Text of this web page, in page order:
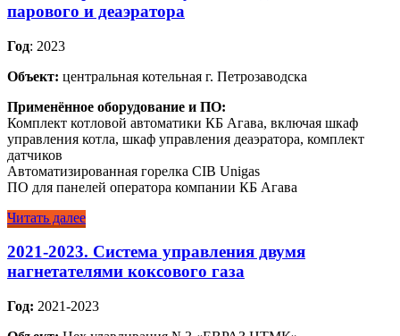
парового и деаэратора
Год: 2023
Объект: центральная котельная г. Петрозаводска
Применённое оборудование и ПО:
Комплект котловой автоматики КБ Агава, включая шкаф
управления котла, шкаф управления деаэратора, комплект
датчиков
Автоматизированная горелка CIB Unigas
ПО для панелей оператора компании КБ Агава
Читать далее
2021-2023. Система управления двумя
нагнетателями коксового газа
Год: 2021-2023